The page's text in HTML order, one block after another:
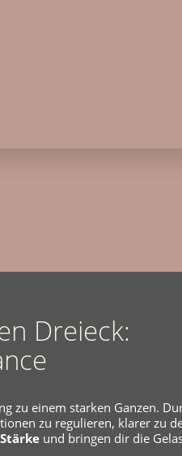
Dreieck:
zu einem starken Ganzen.
zu regulieren, klarer zu
und bringen dir die